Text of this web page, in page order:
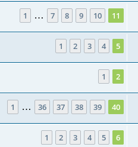
1 … 7 8 9 10 11
1 2 3 4 5
1 2
1 … 36 37 38 39 40
1 2 3 4 5 6